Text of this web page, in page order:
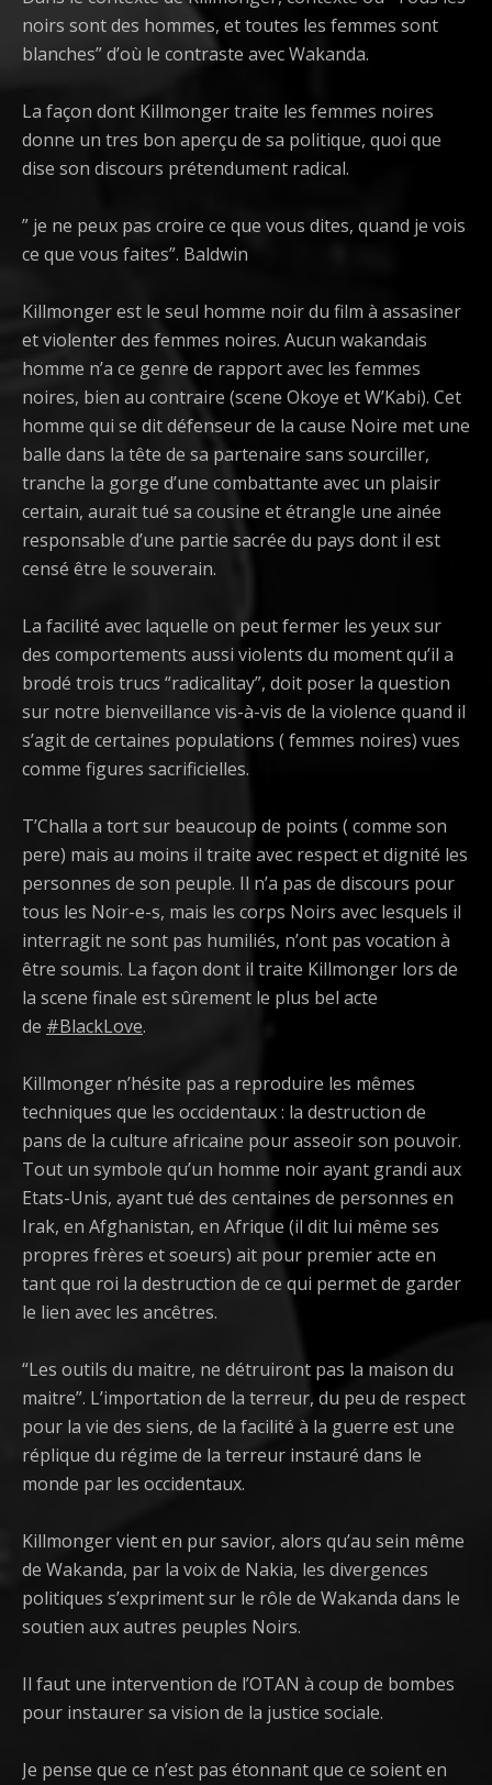
noirs sont des hommes, et toutes les femmes sont
blanches” d’où le contraste avec Wakanda.
La façon dont Killmonger traite les femmes noires
donne un tres bon aperçu de sa politique, quoi que
dise son discours prétendument radical.
” je ne peux pas croire ce que vous dites, quand je vois
ce que vous faites”. Baldwin
Killmonger est le seul homme noir du film à assasiner
et violenter des femmes noires. Aucun wakandais
homme n’a ce genre de rapport avec les femmes
noires, bien au contraire (scene Okoye et W’Kabi). Cet
homme qui se dit défenseur de la cause Noire met une
balle dans la tête de sa partenaire sans sourciller,
tranche la gorge d’une combattante avec un plaisir
certain, aurait tué sa cousine et étrangle une ainée
responsable d’une partie sacrée du pays dont il est
censé être le souverain.
La facilité avec laquelle on peut fermer les yeux sur
des comportements aussi violents du moment qu’il a
brodé trois trucs “radicalitay”, doit poser la question
sur notre bienveillance vis-à-vis de la violence quand il
s’agit de certaines populations ( femmes noires) vues
comme figures sacrificielles.
T’Challa a tort sur beaucoup de points ( comme son
pere) mais au moins il traite avec respect et dignité les
personnes de son peuple. Il n’a pas de discours pour
tous les Noir-e-s, mais les corps Noirs avec lesquels il
interragit ne sont pas humiliés, n’ont pas vocation à
être soumis. La façon dont il traite Killmonger lors de
la scene finale est sûrement le plus bel acte
de #BlackLove.
Killmonger n’hésite pas a reproduire les mêmes
techniques que les occidentaux : la destruction de
pans de la culture africaine pour asseoir son pouvoir.
Tout un symbole qu’un homme noir ayant grandi aux
Etats-Unis, ayant tué des centaines de personnes en
Irak, en Afghanistan, en Afrique (il dit lui même ses
propres frères et soeurs) ait pour premier acte en
tant que roi la destruction de ce qui permet de garder
le lien avec les ancêtres.
“Les outils du maitre, ne détruiront pas la maison du
maitre”. L’importation de la terreur, du peu de respect
pour la vie des siens, de la facilité à la guerre est une
réplique du régime de la terreur instauré dans le
monde par les occidentaux.
Killmonger vient en pur savior, alors qu’au sein même
de Wakanda, par la voix de Nakia, les divergences
politiques s’expriment sur le rôle de Wakanda dans le
soutien aux autres peuples Noirs.
Il faut une intervention de l’OTAN à coup de bombes
pour instaurer sa vision de la justice sociale.
Je pense que ce n’est pas étonnant que ce soient en